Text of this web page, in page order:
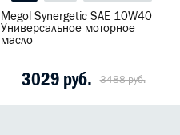
Megol Synergetic SAE 10W40
Универсальное моторное
масло
3029 руб. 3488 руб.